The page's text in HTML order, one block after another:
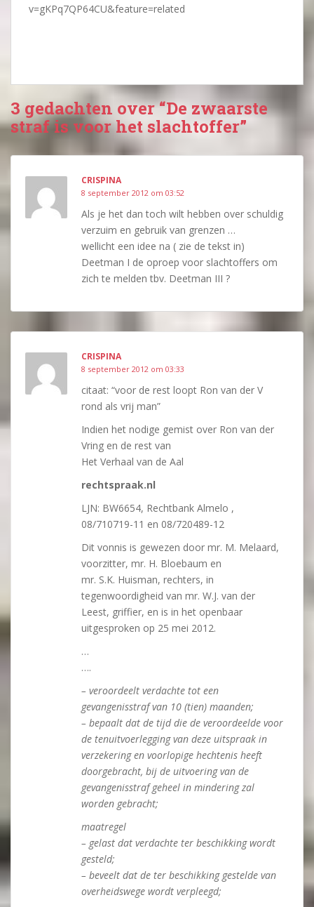
v=gKPq7QP64CU&feature=related
3 gedachten over “De zwaarste
straf is voor het slachtoffer”
CRISPINA
8 september 2012 om 03:52
Als je het dan toch wilt hebben over schuldig
verzuim en gebruik van grenzen …
wellicht een idee na ( zie de tekst in)
Deetman I de oproep voor slachtoffers om
zich te melden tbv. Deetman III ?
CRISPINA
8 september 2012 om 03:33
citaat: “voor de rest loopt Ron van der V
rond als vrij man”
Indien het nodige gemist over Ron van der
Vring en de rest van
Het Verhaal van de Aal
rechtspraak.nl
LJN: BW6654, Rechtbank Almelo ,
08/710719-11 en 08/720489-12
Dit vonnis is gewezen door mr. M. Melaard,
voorzitter, mr. H. Bloebaum en
mr. S.K. Huisman, rechters, in
tegenwoordigheid van mr. W.J. van der
Leest, griffier, en is in het openbaar
uitgesproken op 25 mei 2012.
…
….
– veroordeelt verdachte tot een
gevangenisstraf van 10 (tien) maanden;
– bepaalt dat de tijd die de veroordeelde voor
de tenuitvoerlegging van deze uitspraak in
verzekering en voorlopige hechtenis heeft
doorgebracht, bij de uitvoering van de
gevangenisstraf geheel in mindering zal
worden gebracht;
maatregel
– gelast dat verdachte ter beschikking wordt
gesteld;
– beveelt dat de ter beschikking gestelde van
overheidswege wordt verpleegd;